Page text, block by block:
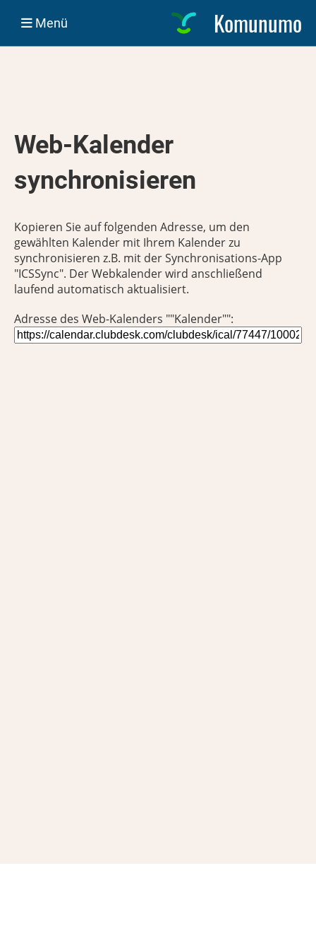
Komunumo
Menü
Web-Kalender
synchronisieren
Kopieren Sie auf folgenden Adresse, um den
gewählten Kalender mit Ihrem Kalender zu
synchronisieren z.B. mit der Synchronisations-App
"ICSSync". Der Webkalender wird anschließend
laufend automatisch aktualisiert.
Adresse des Web-Kalenders ""Kalender"":